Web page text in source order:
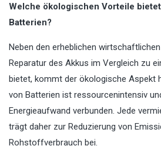
Welche ökologischen Vorteile
Batterien?
Neben den erheblichen
Reparatur des Akkus im Vergleich zu
bietet, kommt der ökologische Aspekt
von Batterien ist ressourcenintensiv
Energieaufwand verbunden. Jede
trägt daher zur Reduzierung von
Rohstoffverbrauch bei.